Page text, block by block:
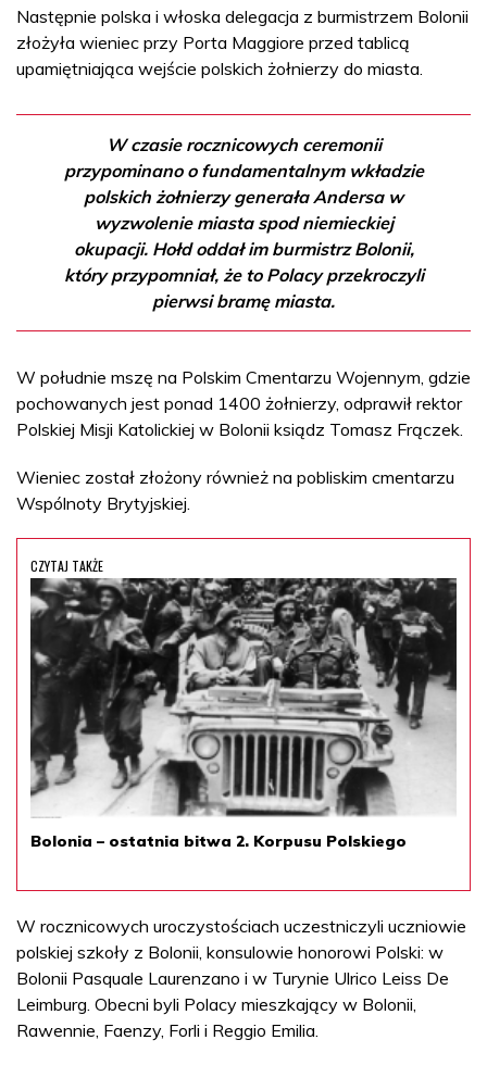
Następnie polska i włoska delegacja z burmistrzem Bolonii
złożyła wieniec przy Porta Maggiore przed tablicą
upamiętniająca wejście polskich żołnierzy do miasta.
W czasie rocznicowych ceremonii
przypominano o fundamentalnym wkładzie
polskich żołnierzy generała Andersa w
wyzwolenie miasta spod niemieckiej
okupacji. Hołd oddał im burmistrz Bolonii,
który przypomniał, że to Polacy przekroczyli
pierwsi bramę miasta.
W południe mszę na Polskim Cmentarzu Wojennym, gdzie
pochowanych jest ponad 1400 żołnierzy, odprawił rektor
Polskiej Misji Katolickiej w Bolonii ksiądz Tomasz Frączek.
Wieniec został złożony również na pobliskim cmentarzu
Wspólnoty Brytyjskiej.
CZYTAJ TAKŻE
Bolonia – ostatnia bitwa 2. Korpusu Polskiego
W rocznicowych uroczystościach uczestniczyli uczniowie
polskiej szkoły z Bolonii, konsulowie honorowi Polski: w
Bolonii Pasquale Laurenzano i w Turynie Ulrico Leiss De
Leimburg. Obecni byli Polacy mieszkający w Bolonii,
Rawennie, Faenzy, Forli i Reggio Emilia.